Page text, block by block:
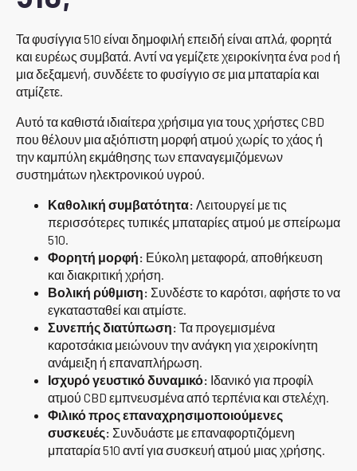
Τα φυσίγγια 510 είναι δημοφιλή επειδή είναι απλά, φορητά
και ευρέως συμβατά. Αντί να γεμίζετε χειροκίνητα ένα pod ή
μια δεξαμενή, συνδέετε το φυσίγγιο σε μια μπαταρία και
ατμίζετε.
Αυτό τα καθιστά ιδιαίτερα χρήσιμα για τους χρήστες CBD
που θέλουν μια αξιόπιστη μορφή ατμού χωρίς το χάος ή
την καμπύλη εκμάθησης των επαναγεμιζόμενων
συστημάτων ηλεκτρονικού υγρού.
Καθολική συμβατότητα: Λειτουργεί με τις
περισσότερες τυπικές μπαταρίες ατμού με σπείρωμα
510.
Φορητή μορφή: Εύκολη μεταφορά, αποθήκευση
και διακριτική χρήση.
Βολική ρύθμιση: Συνδέστε το καρότσι, αφήστε το να
εγκατασταθεί και ατμίστε.
Συνεπής διατύπωση: Τα προγεμισμένα
καροτσάκια μειώνουν την ανάγκη για χειροκίνητη
ανάμειξη ή επαναπλήρωση.
Ισχυρό γευστικό δυναμικό: Ιδανικό για προφίλ
ατμού CBD εμπνευσμένα από τερπένια και στελέχη.
Φιλικό προς επαναχρησιμοποιούμενες
συσκευές: Συνδυάστε με επαναφορτιζόμενη
μπαταρία 510 αντί για συσκευή ατμού μιας χρήσης.